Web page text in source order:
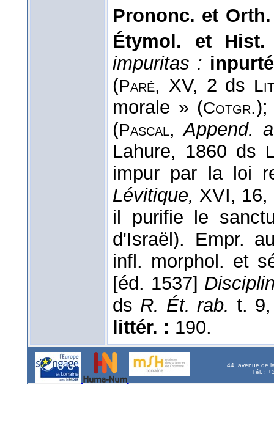
Prononc. et
Étymol. et
impuritas :
(Paré, XV, 2 ds
morale » (Cotgr
(Pascal,Append.
Lahure, 1860 ds
impur par la loi
Lévitique, XVI, 16,
il purifie le
d'Israël). Empr.
infl. morphol. et
[éd. 1537]
ds R. Ét. rab. t.
littér. : 190.
44, avenue de
Tél. :